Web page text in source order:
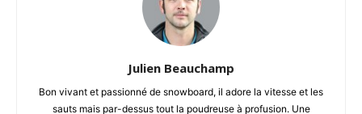
Julien Beauchamp
Bon vivant et passionné de snowboard, il adore la vitesse et les
sauts mais par-dessus tout la poudreuse à profusion. Une